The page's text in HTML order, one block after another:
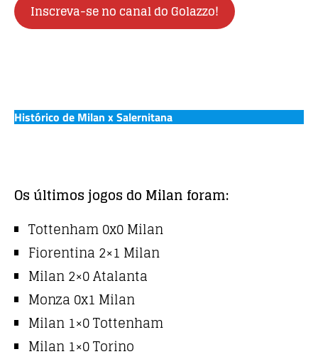
Inscreva-se no canal do Golazzo!
Histórico de Milan x Salernitana
Os últimos jogos do Milan foram:
Tottenham 0x0 Milan
Fiorentina 2×1 Milan
Milan 2×0 Atalanta
Monza 0x1 Milan
Milan 1×0 Tottenham
Milan 1×0 Torino